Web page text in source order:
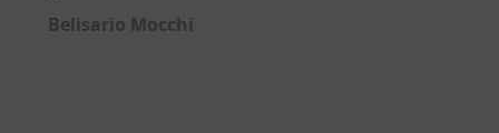
Belisario Mocchi